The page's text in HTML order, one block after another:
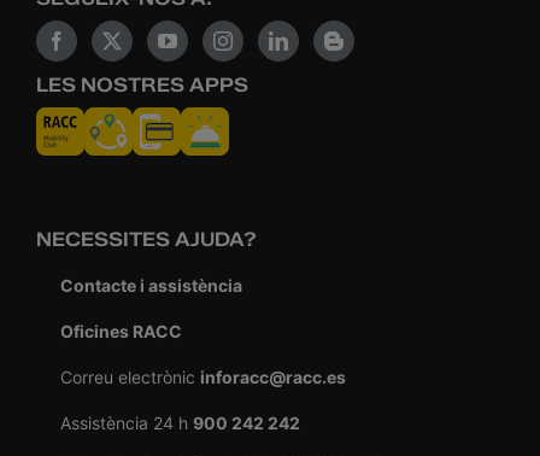
LES NOSTRES APPS
NECESSITES AJUDA?
Contacte i assistència
Oficines RACC
Correu electrònic inforacc@racc.es
Assistència 24 h 900 242 242